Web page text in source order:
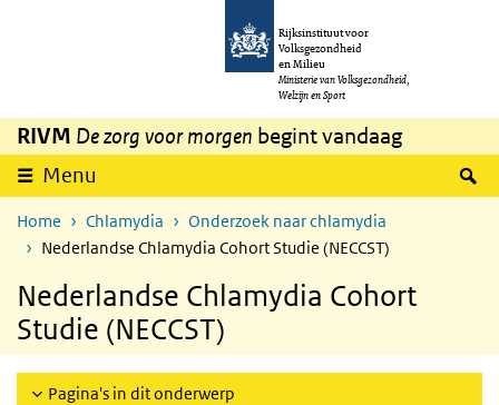
Overslaan en naar de inhoud gaan
Rijksinstituut voor
Volksgezondheid
en Milieu
Ministerie van Volksgezondheid,
Welzijn en Sport
RIVM De zorg voor morgen begint vandaag
Menu
Home Chlamydia
Onderzoek naar chlamydia
Nederlandse Chlamydia Cohort Studie (NECCST)
Nederlandse Chlamydia Cohort
Studie (NECCST)
Pagina's in dit onderwerp